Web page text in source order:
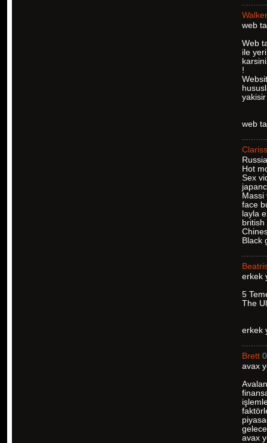
Walker
web
Web
ile
!
web
Hot
Sex
Massi
face
layla
Black
erkek
5
The
erkek
Brett
avax
avax